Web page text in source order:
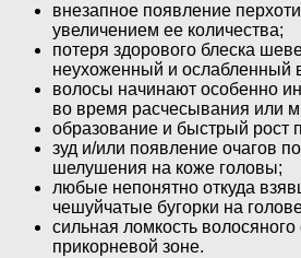
внезапное появление
увеличением ее количества;
потеря здорового блеска
неухоженный и ослабленный
волосы начинают особенно
во время расчесывания или
образование и быстрый рост
зуд и/или появление очагов
шелушения на коже головы;
любые непонятно откуда
чешуйчатые бугорки на
сильная ломкость волосяного
прикорневой зоне.